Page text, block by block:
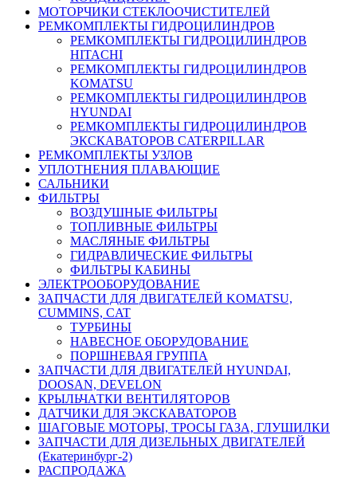
МОТОРЧИКИ СТЕКЛООЧИСТИТЕЛЕЙ
РЕМКОМПЛЕКТЫ ГИДРОЦИЛИНДРОВ
РЕМКОМПЛЕКТЫ ГИДРОЦИЛИНДРОВ
HITACHI
РЕМКОМПЛЕКТЫ ГИДРОЦИЛИНДРОВ
KOMATSU
РЕМКОМПЛЕКТЫ ГИДРОЦИЛИНДРОВ
HYUNDAI
РЕМКОМПЛЕКТЫ ГИДРОЦИЛИНДРОВ
ЭКСКАВАТОРОВ CATERPILLAR
РЕМКОМПЛЕКТЫ УЗЛОВ
УПЛОТНЕНИЯ ПЛАВАЮЩИЕ
САЛЬНИКИ
ФИЛЬТРЫ
ВОЗДУШНЫЕ ФИЛЬТРЫ
ТОПЛИВНЫЕ ФИЛЬТРЫ
МАСЛЯНЫЕ ФИЛЬТРЫ
ГИДРАВЛИЧЕСКИЕ ФИЛЬТРЫ
ФИЛЬТРЫ КАБИНЫ
ЭЛЕКТРООБОРУДОВАНИЕ
ЗАПЧАСТИ ДЛЯ ДВИГАТЕЛЕЙ KOMATSU,
CUMMINS, CAT
ТУРБИНЫ
НАВЕСНОЕ ОБОРУДОВАНИЕ
ПОРШНЕВАЯ ГРУППА
ЗАПЧАСТИ ДЛЯ ДВИГАТЕЛЕЙ HYUNDAI,
DOOSAN, DEVELON
КРЫЛЬЧАТКИ ВЕНТИЛЯТОРОВ
ДАТЧИКИ ДЛЯ ЭКСКАВАТОРОВ
ШАГОВЫЕ МОТОРЫ, ТРОСЫ ГАЗА, ГЛУШИЛКИ
ЗАПЧАСТИ ДЛЯ ДИЗЕЛЬНЫХ ДВИГАТЕЛЕЙ
(Екатеринбург-2)
РАСПРОДАЖА